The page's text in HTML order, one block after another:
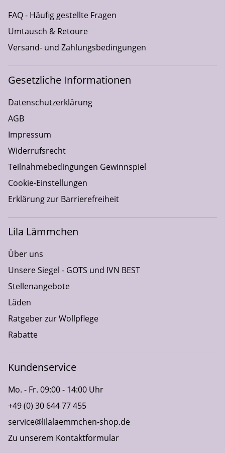
FAQ - Häufig gestellte Fragen
Umtausch & Retoure
Versand- und Zahlungsbedingungen
Gesetzliche Informationen
Datenschutzerklärung
AGB
Impressum
Widerrufsrecht
Teilnahmebedingungen Gewinnspiel
Cookie-Einstellungen
Erklärung zur Barrierefreiheit
Lila Lämmchen
Über uns
Unsere Siegel - GOTS und IVN BEST
Stellenangebote
Läden
Ratgeber zur Wollpflege
Rabatte
Kundenservice
Mo. - Fr. 09:00 - 14:00 Uhr
+49 (0) 30 644 77 455
service@lilalaemmchen-shop.de
Zu unserem Kontaktformular